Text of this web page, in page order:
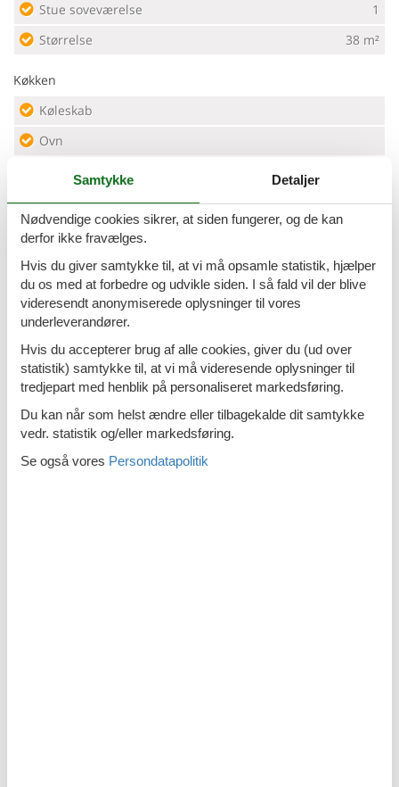
Stue soveværelse
1
Størrelse
38 m²
Køkken
Køleskab
Ovn
Vandvarmer
Køkkenudstyr
Komfur
Opvaskemaskine
Måltider
Selvforplejning
Service
Håndklæder til rådighed
Særlige forhold
Samtykke Detaljer
Nødvendige cookies sikrer, at siden fungerer, og de kan
derfor ikke fravælges.
Hvis du giver samtykke til, at vi må opsamle statistik, hjælper
du os med at forbedre og udvikle siden. I så fald vil der blive
videresendt anonymiserede oplysninger til vores
underleverandører.
Hvis du accepterer brug af alle cookies, giver du (ud over
statistik) samtykke til, at vi må videresende oplysninger til
tredjepart med henblik på personaliseret markedsføring.
Du kan når som helst ændre eller tilbagekalde dit samtykke
vedr. statistik og/eller markedsføring.
Se også vores Persondatapolitik